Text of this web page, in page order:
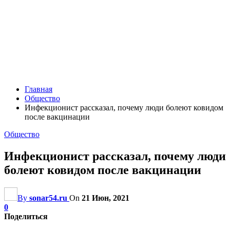
Главная
Общество
Инфекционист рассказал, почему люди болеют ковидом
после вакцинации
Общество
Инфекционист рассказал, почему люди
болеют ковидом после вакцинации
By sonar54.ru On 21 Июн, 2021
0
Поделиться